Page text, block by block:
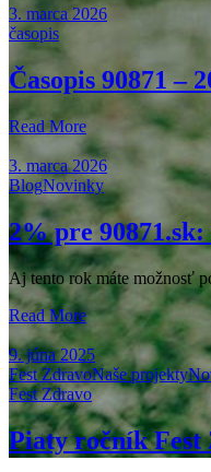
3. marca 2026
časopis
Časopis 90871 –
Read More
3. marca 2026
BlogNovinky
2% pre
Aj tento rok máte možnosť
Read More
9. júna 2025
Fest ZdravoNaše projekty
Fest Zdravo
Piaty ročník Fest